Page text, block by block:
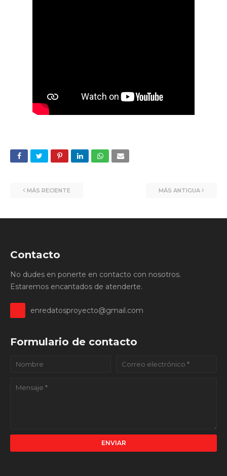
MÁS RECIENTE MÁS ANTIGUA
Contacto
No dudes en ponerte en contacto con nosotros.
Estaremos encantados de atenderte.
enredatosproyecto@gmail.com
Formulario de contacto